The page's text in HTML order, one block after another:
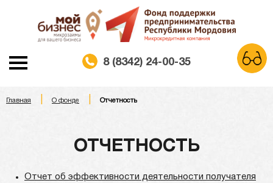
8 (8342) 24-00-35
A A
Цветовая схема: Белая схема Черная схема
Главная О фонде Отчетность
ОТЧЕТНОСТЬ
Отчет об эффективноcти деятельности получателя